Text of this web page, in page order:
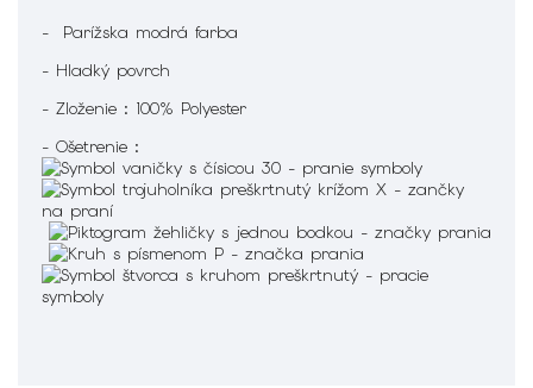
- Parížska modrá farba
- Hladký povrch
- Zloženie : 100% Polyester
- Ošetrenie :